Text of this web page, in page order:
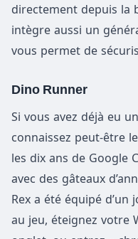
directement depuis la
intègre aussi un
vous permet de
Dino Runner
Si vous avez déjà eu
connaissez peut-être
les dix ans de Google
avec des gâteaux
Rex a été équipé
au jeu, éteignez votre